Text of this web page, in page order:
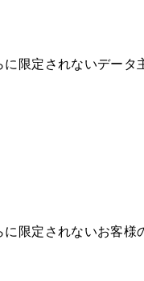
限定されないデータ
限定されないお客様